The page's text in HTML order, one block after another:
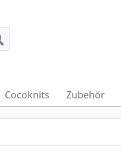
Cocoknits Zubehör